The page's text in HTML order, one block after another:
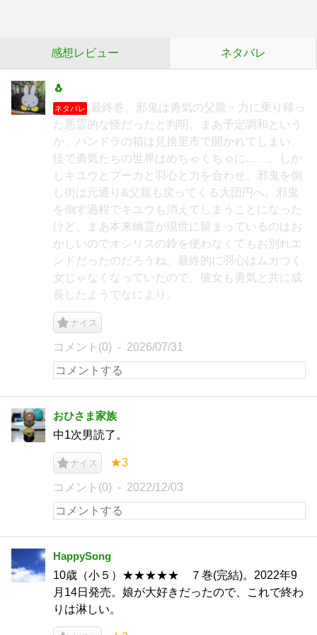
感想レビュー ネタバレ
🐧
ネタバレ
最終巻。邪鬼は勇気の父親・力に乗り移っ
た悪霊的な怪だったと判明。まあ予定調和という
か、パンドラの箱は見捨里市で開かれてしまい、
怪で勇気たちの世界はめちゃくちゃに……。しか
しキユウとプーカと羽心と力を合わせ、邪鬼を倒
し街は元通り&父親も戻ってくる大団円へ。邪鬼
を倒す過程でキユウも消えてしまうことになった
けど、まあ本来幽霊が現世に留まっているのはお
かしいのでオシリスの鈴を使わなくてもお別れエ
ンドだったのだろうね。最終的に羽心はムカつく
女じゃなくなっていたので、彼女も勇気と共に成
長したようでなにより。
ナイス
コメント(0) 2026/07/31
おひさま家族
中1次男読了。
ナイス ★3
コメント(0) 2022/12/03
HappySong
10歳（小５）★★★★★ ７巻(完結)。2022年9
月14日発売。娘が大好きだったので、これで終わ
りは淋しい。